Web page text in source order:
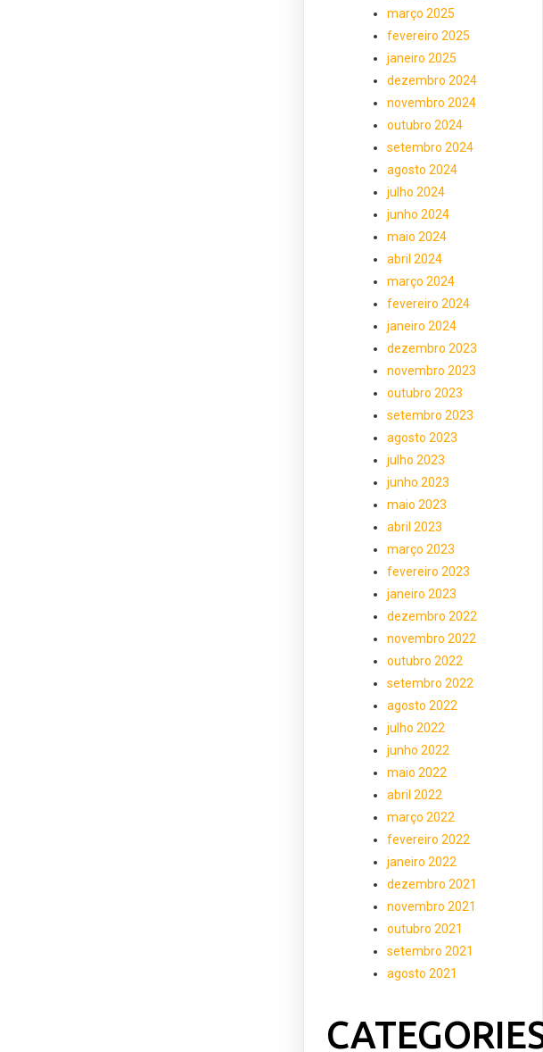
março 2025
fevereiro 2025
janeiro 2025
dezembro 2024
novembro 2024
outubro 2024
setembro 2024
agosto 2024
julho 2024
junho 2024
maio 2024
abril 2024
março 2024
fevereiro 2024
janeiro 2024
dezembro 2023
novembro 2023
outubro 2023
setembro 2023
agosto 2023
julho 2023
junho 2023
maio 2023
abril 2023
março 2023
fevereiro 2023
janeiro 2023
dezembro 2022
novembro 2022
outubro 2022
setembro 2022
agosto 2022
julho 2022
junho 2022
maio 2022
abril 2022
março 2022
fevereiro 2022
janeiro 2022
dezembro 2021
novembro 2021
outubro 2021
setembro 2021
agosto 2021